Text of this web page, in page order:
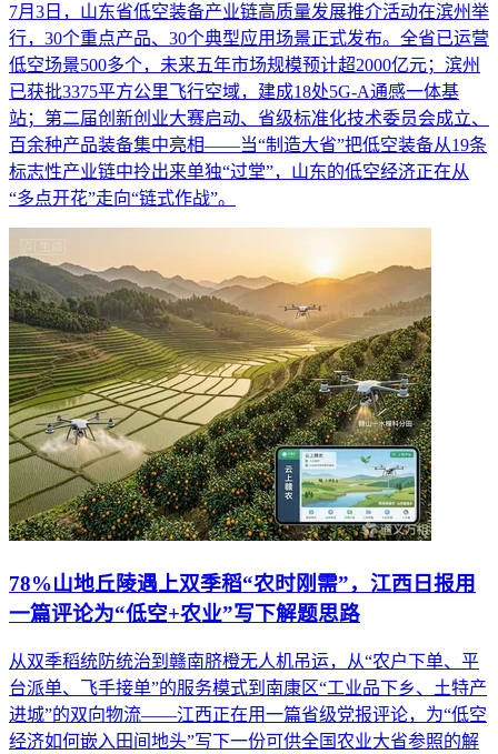
7月3日，山东省低空装备产业链高质量发展推介活动在滨州举
行，30个重点产品、30个典型应用场景正式发布。全省已运营
低空场景500多个，未来五年市场规模预计超2000亿元；滨州
已获批3375平方公里飞行空域，建成18处5G-A通感一体基
站；第二届创新创业大赛启动、省级标准化技术委员会成立、
百余种产品装备集中亮相——当“制造大省”把低空装备从19条
标志性产业链中拎出来单独“过堂”，山东的低空经济正在从
“多点开花”走向“链式作战”。
78%山地丘陵遇上双季稻“农时刚需”，江西日报用
一篇评论为“低空+农业”写下解题思路
从双季稻统防统治到赣南脐橙无人机吊运，从“农户下单、平
台派单、飞手接单”的服务模式到南康区“工业品下乡、土特产
进城”的双向物流——江西正在用一篇省级党报评论，为“低空
经济如何嵌入田间地头”写下一份可供全国农业大省参照的解